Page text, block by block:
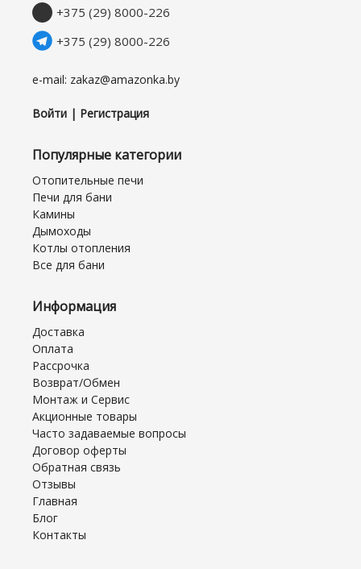
+375 (29) 8000-226
+375 (29) 8000-226
e-mail: zakaz@amazonka.by
Войти | Регистрация
Популярные категории
Отопительные печи
Печи для бани
Камины
Дымоходы
Котлы отопления
Все для бани
Информация
Доставка
Оплата
Рассрочка
Возврат/Обмен
Монтаж и Сервис
Акционные товары
Часто задаваемые вопросы
Договор оферты
Обратная связь
Отзывы
Главная
Блог
Контакты